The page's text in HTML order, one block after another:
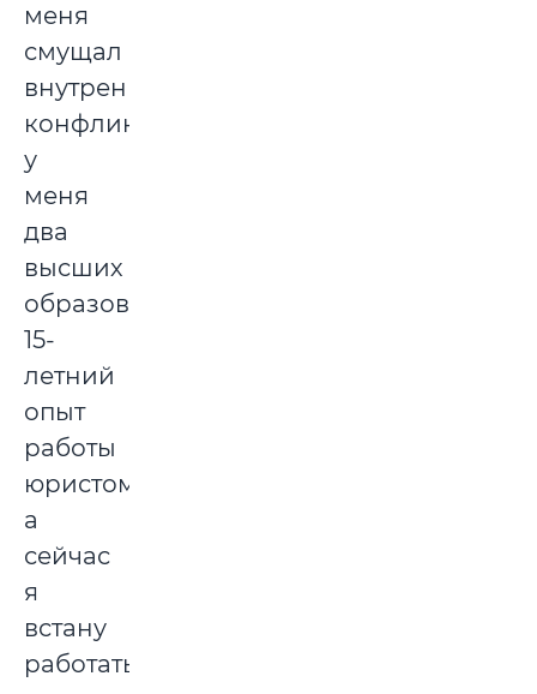
меня
смущал
внутренний
конфликт:
у
меня
два
высших
образования,
15-
летний
опыт
работы
юристом,
а
сейчас
я
встану
работать